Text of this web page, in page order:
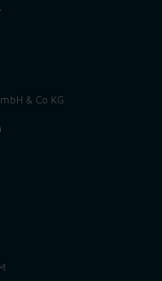
& Co KG